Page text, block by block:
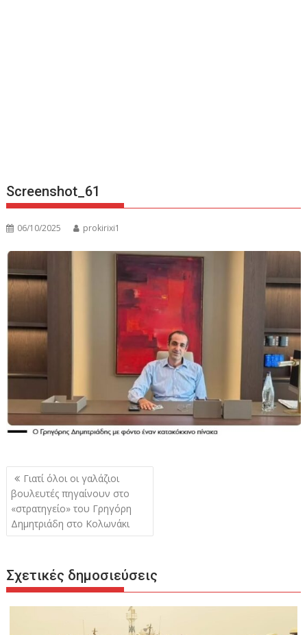
Screenshot_61
06/10/2025 prokirixi1
Πλοήγηση
άρθρων
Γιατί όλοι οι γαλάζιοι
βουλευτές πηγαίνουν στο
«στρατηγείο» του Γρηγόρη
Δημητριάδη στο Κολωνάκι
Σχετικές δημοσιεύσεις